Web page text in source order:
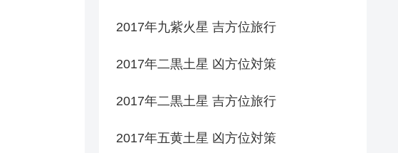
2017年九紫火星 吉方位旅行
2017年二黒土星 凶方位対策
2017年二黒土星 吉方位旅行
2017年五黄土星 凶方位対策